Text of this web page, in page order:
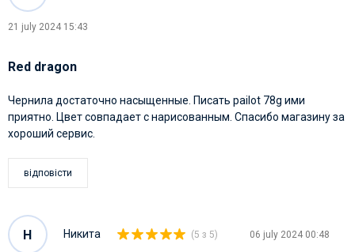
21 july 2024 15:43
Red dragon
Чернила достаточно насыщенные. Писать pailot 78g ими
приятно. Цвет совпадает с нарисованным. Спасибо магазину за
хороший сервис.
відповісти
Н Никита (5 з 5) 06 july 2024 00:48